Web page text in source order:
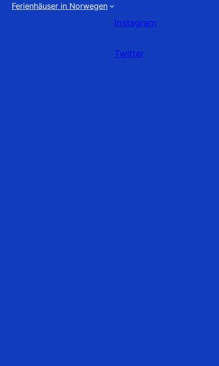
Ferienhäuser in Norwegen
Instagram
Twitter